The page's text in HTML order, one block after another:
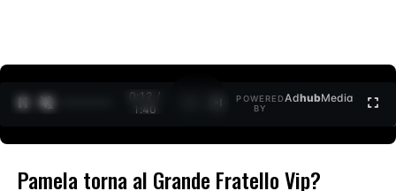
0:12 /
1:40
POWERED
BY
AdhubMedia
Pamela torna al Grande Fratello Vip?